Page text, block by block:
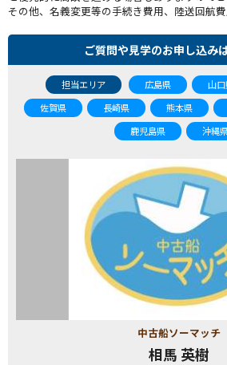
その他、名義変更等の手続き費用、陸送回航費
ご質問や見学のお申し込み
担当エリア 広島県 山
佐賀県
長崎県 熊本県
鹿児島県
沖縄
中古船ソーマッチ
相馬 英樹